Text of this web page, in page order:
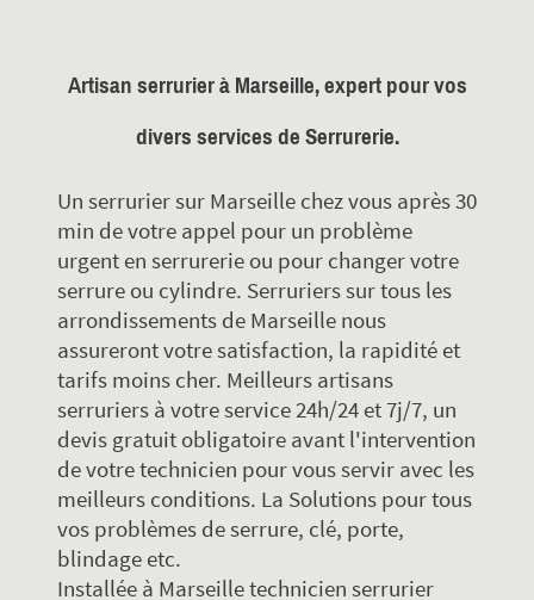
Artisan serrurier à Marseille, expert pour vos
divers services de Serrurerie.
Un serrurier sur Marseille chez vous après 30
min de votre appel pour un problème
urgent en serrurerie ou pour changer votre
serrure ou cylindre. Serruriers sur tous les
arrondissements de Marseille nous
assureront votre satisfaction, la rapidité et
tarifs moins cher. Meilleurs artisans
serruriers à votre service 24h/24 et 7j/7, un
devis gratuit obligatoire avant l'intervention
de votre technicien pour vous servir avec les
meilleurs conditions. La Solutions pour tous
vos problèmes de serrure, clé, porte,
blindage etc.
Installée à Marseille technicien serrurier